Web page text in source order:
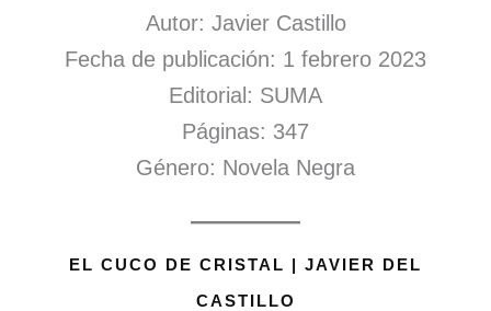
Autor: Javier Castillo
Fecha de publicación: 1 febrero 2023
Editorial: SUMA
Páginas: 347
Género: Novela Negra
EL CUCO DE CRISTAL | JAVIER DEL
CASTILLO